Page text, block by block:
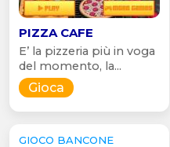
PIZZA CAFE
E’ la pizzeria più in voga
del momento, la...
Gioca
GIOCO BANCONE